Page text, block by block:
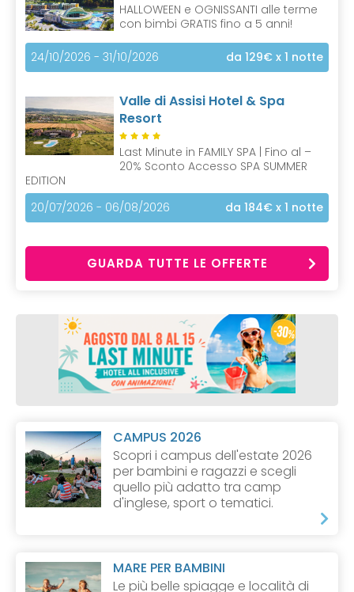
HALLOWEEN e OGNISSANTI alle terme
con bimbi GRATIS fino a 5 anni!
24/10/2026 - 31/10/2026 da 129€ x 1 notte
Valle di Assisi Hotel & Spa
Resort
Last Minute in FAMILY SPA | Fino al –
20% Sconto Accesso SPA SUMMER
EDITION
20/07/2026 - 06/08/2026
da 184€ x 1 notte
GUARDA TUTTE LE OFFERTE
CAMPUS 2026
Scopri i campus dell'estate 2026
per bambini e ragazzi e scegli
quello più adatto tra camp
d'inglese, sport o tematici.
MARE PER BAMBINI
Le più belle spiagge e località di